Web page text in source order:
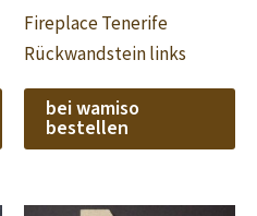
Fireplace Tenerife
Rückwandstein links
bei wamiso
bestellen